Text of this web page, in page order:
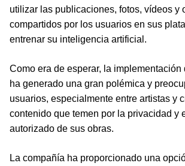
utilizar las publicaciones, fotos, vídeos y
compartidos por los usuarios en sus
entrenar su inteligencia artificial.
Como era de esperar, la implementación
ha generado una gran polémica y
usuarios, especialmente entre artistas y
contenido que temen por la privacidad y
autorizado de sus obras.
La compañía ha proporcionado una